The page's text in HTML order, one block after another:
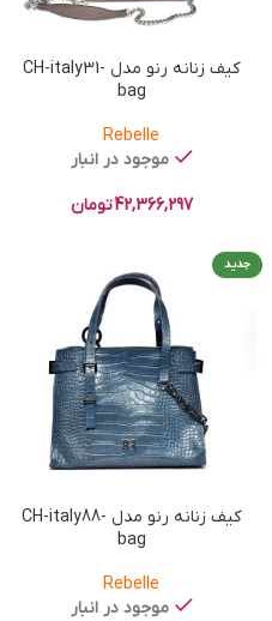
کیف زنانه رنو مدل CH-italy31-
bag
Rebelle
موجود در انبار
42,366,297تومان
جدید
کیف زنانه رنو مدل CH-italy88-
bag
Rebelle
موجود در انبار